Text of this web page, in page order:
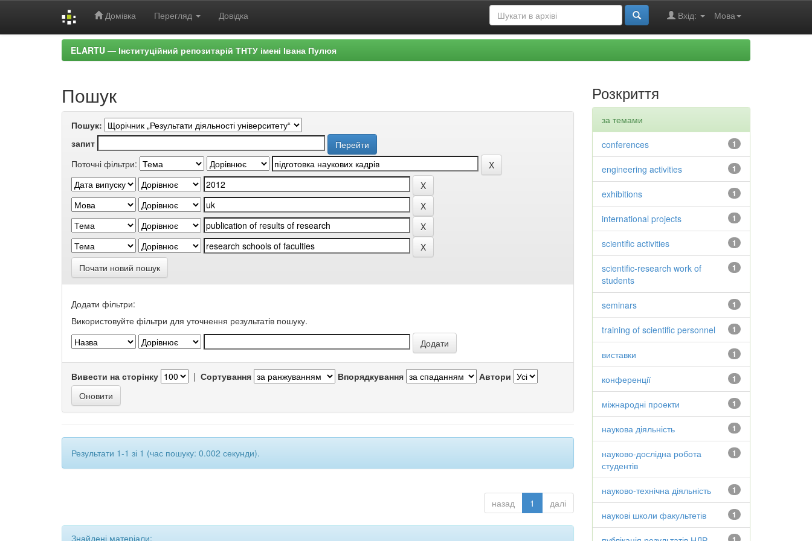
Домівка Перегляд Довідка Мова
Вхід:
ELARTU — Інституційний репозитарій ТНТУ імені Івана Пулюя
Пошук
Пошук:
запит
Поточні фільтри:
Почати новий пошук
Додати фільтри:
Використовуйте фільтри для уточнення результатів пошуку.
Вивести на сторінку | Сортування Впорядкування Автори
Результати 1-1 зі 1 (час пошуку: 0.002 секунди).
назад 1 далі
Знайдені матеріали:
Розкриття
за темами
1
conferences
1
engineering activities
1
exhibitions
1
international projects
1
scientific activities
1
scientific-research work of
students
1
seminars
1
training of scientific personnel
1
виставки
1
конференції
1
міжнародні проекти
1
наукова діяльність
1
науково-дослідна робота
студентів
1
науково-технічна діяльність
1
наукові школи факультетів